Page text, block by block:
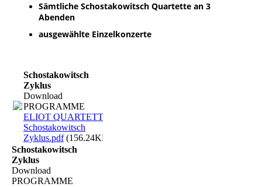
Sämtliche Schostakowitsch Quartette an 3
Abenden
ausgewählte Einzelkonzerte
Schostakowitsch
Zyklus
Download
PROGRAMME
ELIOT QUARTETT -
Schostakowitsch
Zyklus.pdf(156.24KB)
Schostakowitsch
Zyklus
Download
PROGRAMME